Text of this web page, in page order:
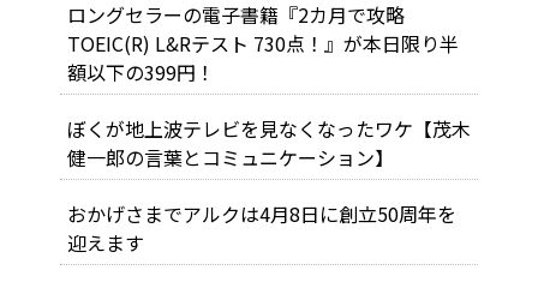
ロングセラーの電子書籍『2カ月で攻略
TOEIC(R) L&Rテスト 730点！』が本日限り半
額以下の399円！
ぼくが地上波テレビを見なくなったワケ【茂木
健一郎の言葉とコミュニケーション】
おかげさまでアルクは4月8日に創立50周年を
迎えます